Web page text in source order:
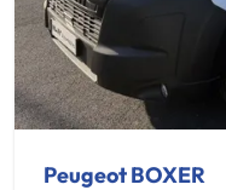
Peugeot BOXER